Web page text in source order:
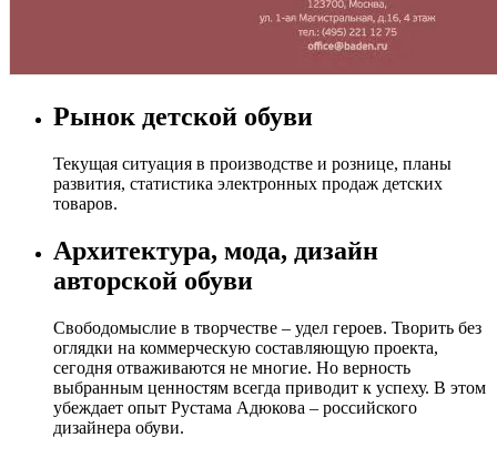
Рынок детской обуви
Текущая ситуация в производстве и рознице, планы
развития, статистика электронных продаж детских
товаров.
Архитектура, мода, дизайн
авторской обуви
Свободомыслие в творчестве – удел героев. Творить без
оглядки на коммерческую составляющую проекта,
сегодня отваживаются не многие. Но верность
выбранным ценностям всегда приводит к успеху. В этом
убеждает опыт Рустама Адюкова – российского
дизайнера обуви.